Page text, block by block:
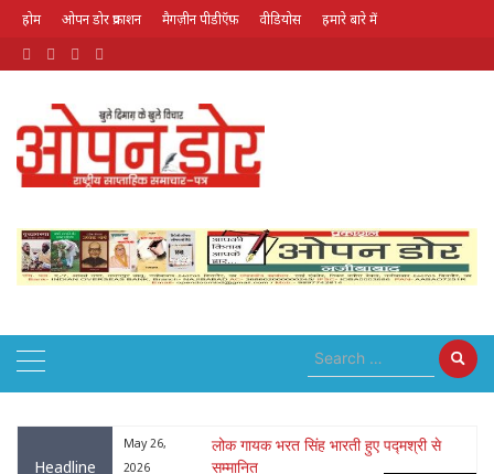
होम ओपन डोर प्रकाशन मैगज़ीन पीडीऍफ़ वीडियोस हमारे बारे में
Headline
May 26,
2026
लोक गायक भरत सिंह भारती हुए पद्मश्री से
सम्मानित